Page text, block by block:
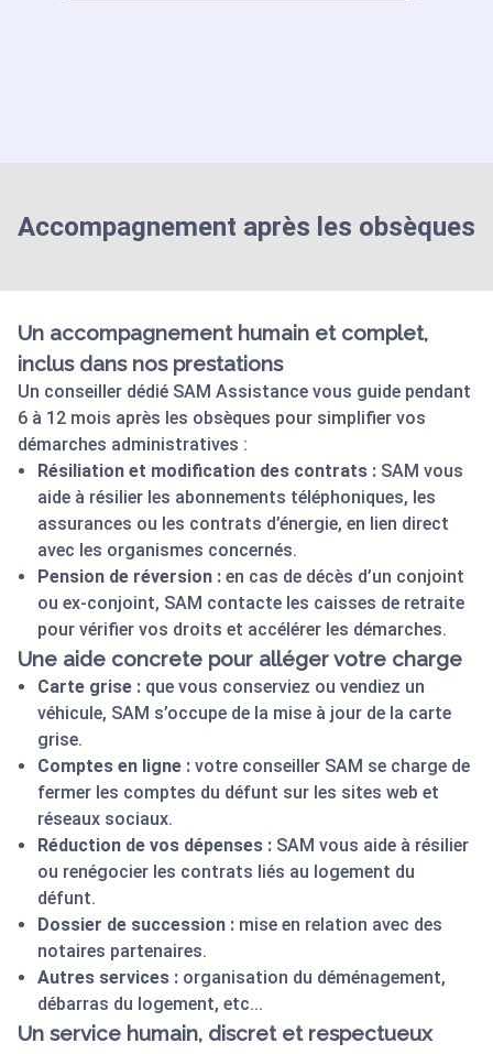
Accompagnement après les obsèques
Un accompagnement humain et complet,
inclus dans nos prestations
Un conseiller dédié SAM Assistance vous guide pendant
6 à 12 mois après les obsèques pour simplifier vos
démarches administratives :
Résiliation et modification des contrats : SAM vous
aide à résilier les abonnements téléphoniques, les
assurances ou les contrats d’énergie, en lien direct
avec les organismes concernés.
Pension de réversion : en cas de décès d’un conjoint
ou ex-conjoint, SAM contacte les caisses de retraite
pour vérifier vos droits et accélérer les démarches.
Une aide concrete pour alléger votre charge
Carte grise : que vous conserviez ou vendiez un
véhicule, SAM s’occupe de la mise à jour de la carte
grise.
Comptes en ligne : votre conseiller SAM se charge de
fermer les comptes du défunt sur les sites web et
réseaux sociaux.
Réduction de vos dépenses : SAM vous aide à résilier
ou renégocier les contrats liés au logement du
défunt.
Dossier de succession : mise en relation avec des
notaires partenaires.
Autres services : organisation du déménagement,
débarras du logement, etc...
Un service humain, discret et respectueux